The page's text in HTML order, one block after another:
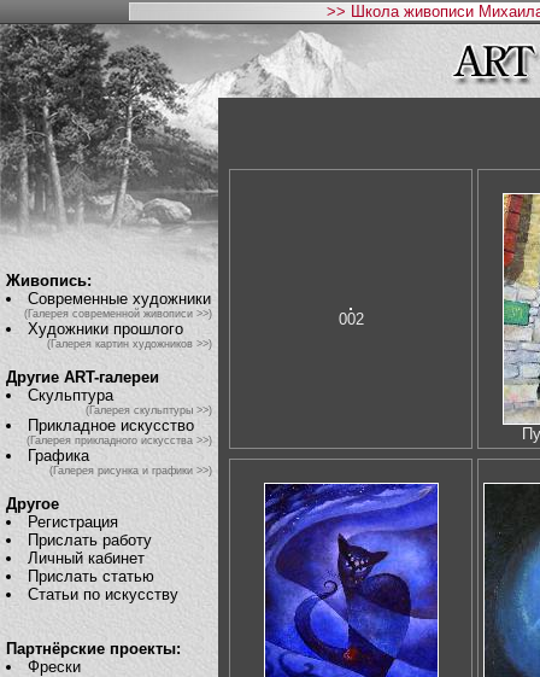
>> Школа живописи
Живопись:
Современные художники
(Галерея современной живописи >>)
Художники прошлого
(Галерея картин художников >>)
Другие ART-галереи
Скульптура
(Галерея скульптуры >>)
Прикладное искусство
(Галерея прикладного искусства >>)
Графика
(Галерея рисунка и графики >>)
Другое
Регистрация
Прислать работу
Личный кабинет
Прислать статью
Статьи по искусству
Партнёрские проекты:
Фрески
002